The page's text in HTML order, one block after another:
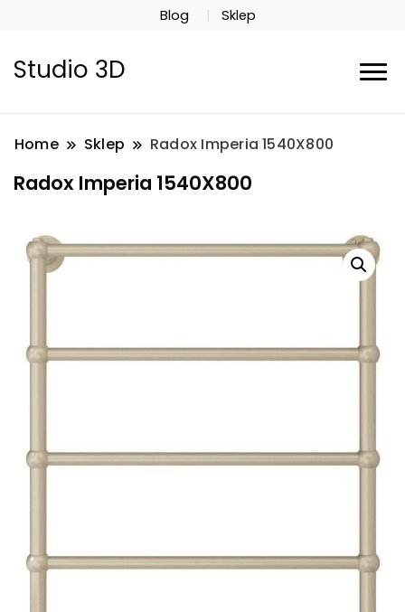
Blog Sklep
Studio 3D
Home Sklep Radox Imperia 1540X800
Radox Imperia 1540X800